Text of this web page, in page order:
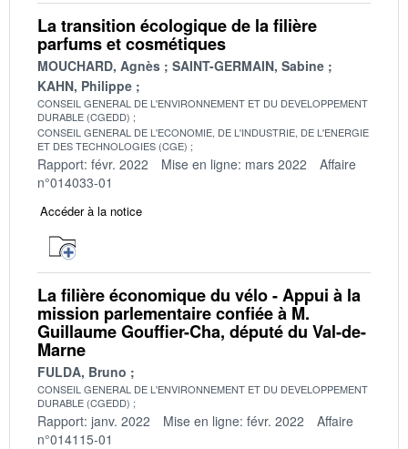
La transition écologique de la filière
parfums et cosmétiques
MOUCHARD, Agnès
SAINT-GERMAIN, Sabine
KAHN, Philippe
CONSEIL GENERAL DE L'ENVIRONNEMENT ET DU DEVELOPPEMENT
DURABLE (CGEDD)
CONSEIL GENERAL DE L'ECONOMIE, DE L'INDUSTRIE, DE L'ENERGIE
ET DES TECHNOLOGIES (CGE)
Rapport: févr. 2022 Mise en ligne: mars 2022
Affaire
n°014033-01
Accéder à la notice
La filière économique du vélo - Appui à la
mission parlementaire confiée à M.
Guillaume Gouffier-Cha, député du Val-de-
Marne
FULDA, Bruno
CONSEIL GENERAL DE L'ENVIRONNEMENT ET DU DEVELOPPEMENT
DURABLE (CGEDD)
Rapport: janv. 2022 Mise en ligne: févr. 2022
Affaire
n°014115-01